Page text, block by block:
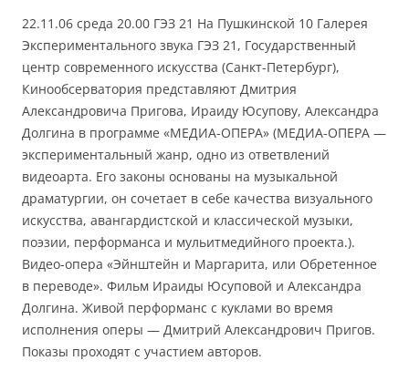
22.11.06 среда 20.00 ГЭЗ 21 На Пушкинской 10 Галерея
Экспериментального звука ГЭЗ 21, Государственный
центр современного искусства (Санкт-Петербург),
Кинообсерватория представляют Дмитрия
Александровича Пригова, Ираиду Юсупову, Александра
Долгина в программе «МЕДИА-ОПЕРА» (МЕДИА-ОПЕРА —
экспериментальный жанр, одно из ответвлений
видеоарта. Его законы основаны на музыкальной
драматургии, он сочетает в себе качества визуального
искусства, авангардистской и классической музыки,
поэзии, перформанса и мульитмедийного проекта.).
Видео-опера «Эйнштейн и Маргарита, или Обретенное
в переводе». Фильм Ираиды Юсуповой и Александра
Долгина. Живой перформанс с куклами во время
исполнения оперы — Дмитрий Александрович Пригов.
Показы проходят с участием авторов.